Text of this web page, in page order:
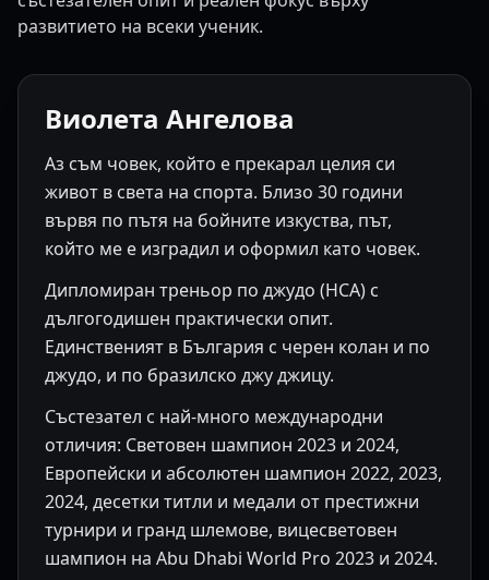
развитието на всеки ученик.
Виолета Ангелова
Аз съм човек, който е прекарал целия си
живот в света на спорта. Близо 30 години
вървя по пътя на бойните изкуства, път,
който ме е изградил и оформил като човек.
Дипломиран треньор по джудо (НСА) с
дългогодишен практически опит.
Единственият в България с черен колан и по
джудо, и по бразилско джу джицу.
Състезател с най-много международни
отличия: Световен шампион 2023 и 2024,
Европейски и абсолютен шампион 2022, 2023,
2024, десетки титли и медали от престижни
турнири и гранд шлемове, вицесветовен
шампион на Abu Dhabi World Pro 2023 и 2024.